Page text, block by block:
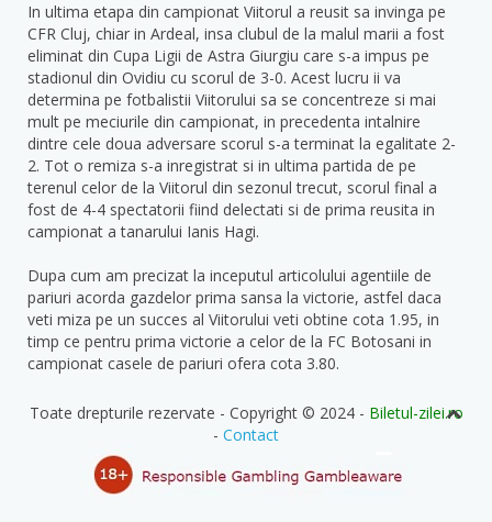
In ultima etapa din campionat Viitorul a reusit sa invinga pe
CFR Cluj, chiar in Ardeal, insa clubul de la malul marii a fost
eliminat din Cupa Ligii de Astra Giurgiu care s-a impus pe
stadionul din Ovidiu cu scorul de 3-0. Acest lucru ii va
determina pe fotbalistii Viitorului sa se concentreze si mai
mult pe meciurile din campionat, in precedenta intalnire
dintre cele doua adversare scorul s-a terminat la egalitate 2-
2. Tot o remiza s-a inregistrat si in ultima partida de pe
terenul celor de la Viitorul din sezonul trecut, scorul final a
fost de 4-4 spectatorii fiind delectati si de prima reusita in
campionat a tanarului Ianis Hagi.
Dupa cum am precizat la inceputul articolului agentiile de
pariuri acorda gazdelor prima sansa la victorie, astfel daca
veti miza pe un succes al Viitorului veti obtine cota 1.95, in
timp ce pentru prima victorie a celor de la FC Botosani in
campionat casele de pariuri ofera cota 3.80.
Toate drepturile rezervate - Copyright © 2024 - Biletul-zilei.ro
- Contact